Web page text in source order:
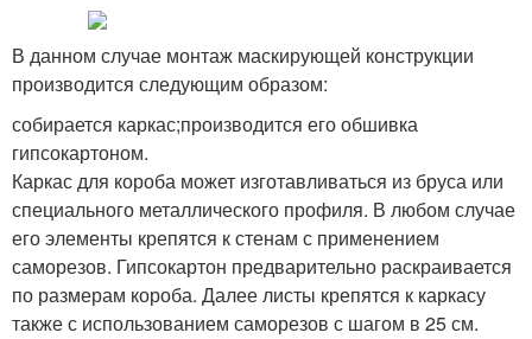
В данном случае монтаж маскирующей конструкции
производится следующим образом:
собирается каркас;производится его обшивка
гипсокартоном.
Каркас для короба может изготавливаться из бруса или
специального металлического профиля. В любом случае
его элементы крепятся к стенам с применением
саморезов. Гипсокартон предварительно раскраивается
по размерам короба. Далее листы крепятся к каркасу
также с использованием саморезов с шагом в 25 см.